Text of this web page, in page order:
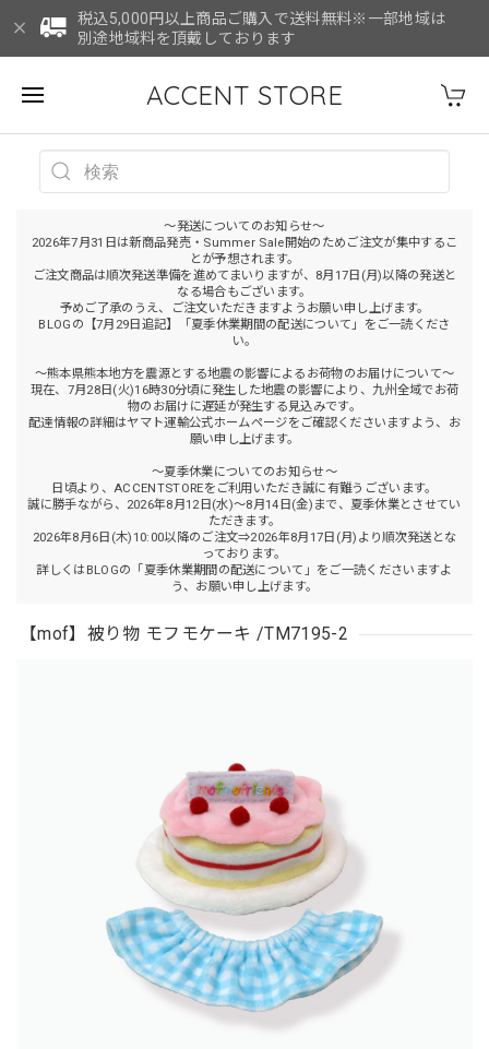
税込5,000円以上商品ご購入で送料無料※一部地域は
別途地域料を頂戴しております
ACCENT STORE
～発送についてのお知らせ～
2026年7月31日は新商品発売・Summer Sale開始のためご注文が集中するこ
とが予想されます。
ご注文商品は順次発送準備を進めてまいりますが、8月17日(月)以降の発送と
なる場合もございます。
予めご了承のうえ、ご注文いただきますようお願い申し上げます。
BLOGの【7月29日追記】「夏季休業期間の配送について」をご一読くださ
い。
～熊本県熊本地方を震源とする地震の影響によるお荷物のお届けについて～
現在、7月28日(火)16時30分頃に発生した地震の影響により、九州全域でお荷
物のお届けに遅延が発生する見込みです。
配達情報の詳細はヤマト運輸公式ホームページをご確認くださいますよう、お
願い申し上げます。
～夏季休業についてのお知らせ～
日頃より、ACCENTSTOREをご利用いただき誠に有難うございます。
誠に勝手ながら、2026年8月12日(水)～8月14日(金)まで、夏季休業とさせてい
ただきます。
2026年8月6日(木)10:00以降のご注文⇒2026年8月17日(月)より順次発送とな
っております。
詳しくはBLOGの「夏季休業期間の配送について」をご一読くださいますよ
う、お願い申し上げます。
【mof】被り物 モフモケーキ /TM7195-2